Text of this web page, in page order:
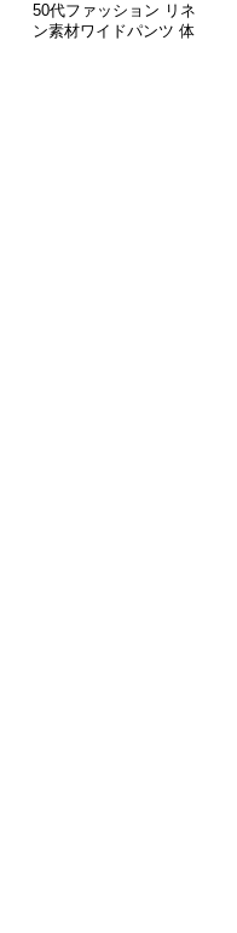
50代ファッション リネ
ン素材ワイドパンツ 体